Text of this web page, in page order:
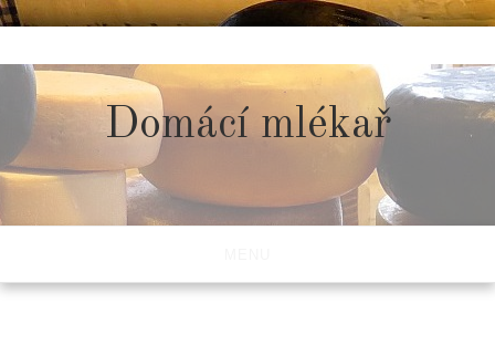
to
content
Domácí mlékař